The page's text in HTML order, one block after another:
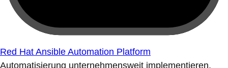
Red Hat Ansible Automation Platform
Automatisierung unternehmensweit implementieren.